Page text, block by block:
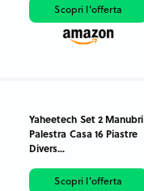
Scopri l'offerta
Yaheetech Set 2 Manubri
Palestra Casa 16 Piastre
Divers...
Scopri l'offerta